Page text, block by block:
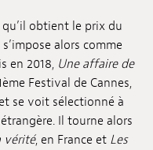
qu’il obtient le prix du
alors comme
en 2018, Une affaire de
Festival de Cannes,
se voit sélectionné à
Il tourne alors
vérité, en France et Les